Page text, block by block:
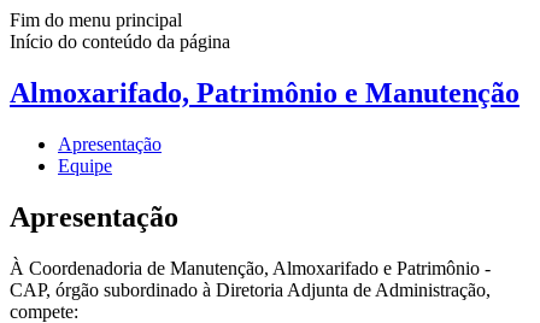
Fim do menu principal
Início do conteúdo da página
Almoxarifado, Patrimônio e Manutenção
Apresentação
Equipe
Apresentação
À Coordenadoria de Manutenção, Almoxarifado e Patrimônio -
CAP, órgão subordinado à Diretoria Adjunta de Administração,
compete: